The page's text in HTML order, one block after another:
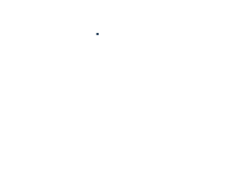
.